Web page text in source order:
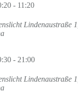
- 11:20
Lindenaustraße
- 21:00
Lindenaustraße